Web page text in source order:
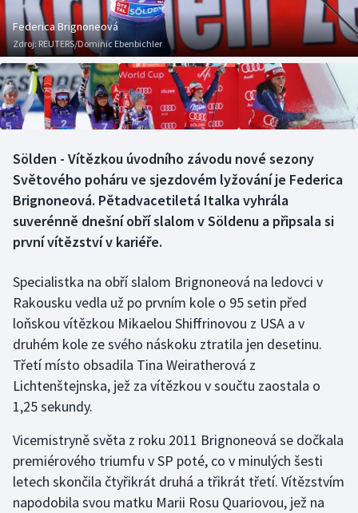
Basketbal
Biatlon
Boby a skeleton
Curling
Dostihy
Futsal
Golf
Gymnastika
Házená
Jezdectví
Judo
Historické návraty
Aplikace ČT sport
AZ kvíz
Federica Brignoneová
Zdroj:REUTERS/Dominic Ebenbichler
Sölden - Vítězkou úvodního závodu nové sezony
Světového poháru ve sjezdovém lyžování je Federica
Brignoneová. Pětadvacetiletá Italka vyhrála
suverénně dnešní obří slalom v Söldenu a připsala si
první vítězství v kariéře.
Specialistka na obří slalom Brignoneová na ledovci v
Rakousku vedla už po prvním kole o 95 setin před
loňskou vítězkou Mikaelou Shiffrinovou z USA a v
druhém kole ze svého náskoku ztratila jen desetinu.
Třetí místo obsadila Tina Weiratherová z
Lichtenštejnska, jež za vítězkou v součtu zaostala o
1,25 sekundy.
Vicemistryně světa z roku 2011 Brignoneová se dočkala
premiérového triumfu v SP poté, co v minulých šesti
letech skončila čtyřikrát druhá a třikrát třetí. Vítězstvím
napodobila svou matku Marii Rosu Quariovou, jež na